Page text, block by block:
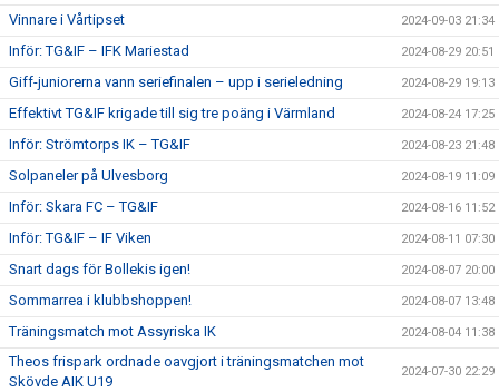
Vinnare i Vårtipset 2024-09-03 21:34
Inför: TG&IF – IFK Mariestad 2024-08-29 20:51
Giff-juniorerna vann seriefinalen – upp i serieledning 2024-08-29 19:13
Effektivt TG&IF krigade till sig tre poäng i Värmland 2024-08-24 17:25
Inför: Strömtorps IK – TG&IF 2024-08-23 21:48
Solpaneler på Ulvesborg 2024-08-19 11:09
Inför: Skara FC – TG&IF 2024-08-16 11:52
Inför: TG&IF – IF Viken 2024-08-11 07:30
Snart dags för Bollekis igen! 2024-08-07 20:00
Sommarrea i klubbshoppen! 2024-08-07 13:48
Träningsmatch mot Assyriska IK 2024-08-04 11:38
Theos frispark ordnade oavgjort i träningsmatchen mot
Skövde AIK U19
2024-07-30 22:29